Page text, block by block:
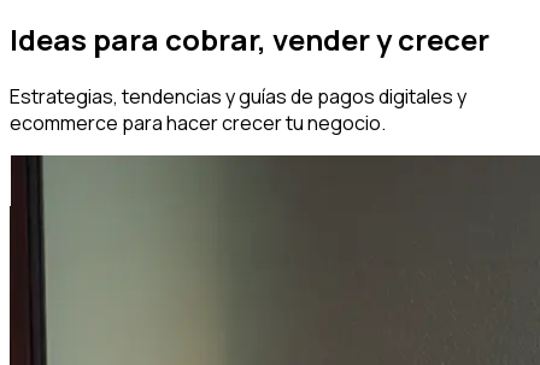
Ideas para cobrar, vender y crecer
Estrategias, tendencias y guías de pagos digitales y
ecommerce para hacer crecer tu negocio.